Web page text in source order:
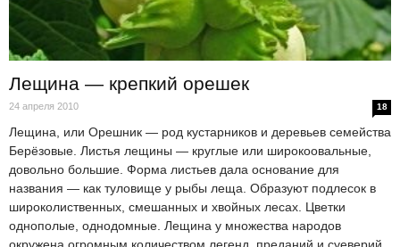
Лещина — крепкий орешек
24 апреля 2010 18
Лещина, или Орешник — род кустарников и деревьев семейства
Берёзовые. Листья лещины — круглые или широкоовальные,
довольно большие. Форма листьев дала основание для
названия — как туловище у рыбы леща. Образуют подлесок в
широколиственных, смешанных и хвойных лесах. Цветки
однополые, однодомные. Лещина у множества народов
окружена огромным количеством легенд, преданий и суеверий.